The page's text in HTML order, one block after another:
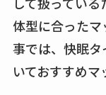
体型に合った
事では、快眠
いておすすめマ